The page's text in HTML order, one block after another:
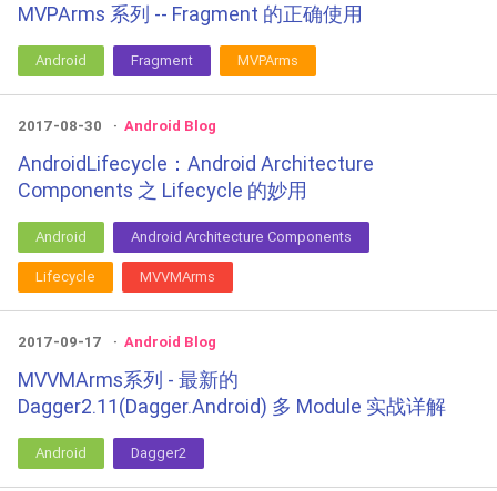
MVPArms 系列 -- Fragment 的正确使用
Android Fragment MVPArms
2017-08-30 Android Blog
AndroidLifecycle：Android Architecture
Components 之 Lifecycle 的妙用
Android Android Architecture Components
Lifecycle MVVMArms
2017-09-17 Android Blog
MVVMArms系列 - 最新的
Dagger2.11(Dagger.Android) 多 Module 实战详解
Android Dagger2